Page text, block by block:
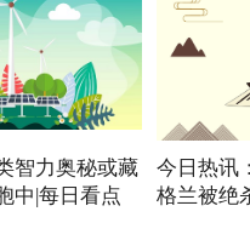
智力奥秘或藏
中|每日看点
今日热讯
格兰被绝